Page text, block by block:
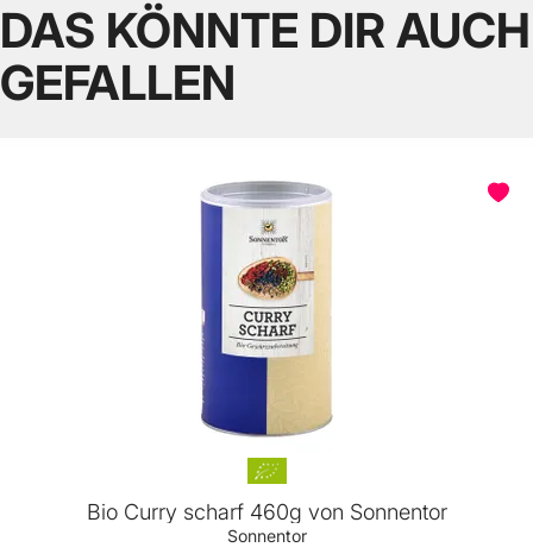
DAS KÖNNTE DIR AUCH
GEFALLEN
Bio Curry scharf 460g von Sonnentor
Sonnentor